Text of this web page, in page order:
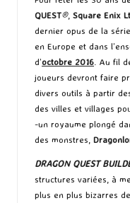
QUEST®, Square Enix
dernier opus de la série,
en Europe et dans
d’octobre 2016 . Au fil
joueurs devront faire
divers outils à partir
des villes et villages
-un royaume plongé
des monstres,
DRAGON QUEST
structures variées, à
plus en plus bizarres